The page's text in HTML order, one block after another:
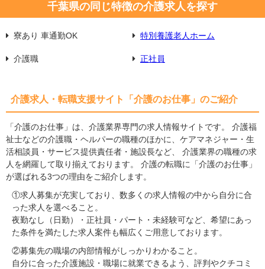
千葉県の同じ特徴の介護求人を探す
寮あり 車通勤OK 特別養護老人ホーム
介護職 正社員
介護求人・転職支援サイト「介護のお仕事」のご紹介
「介護のお仕事」は、介護業界専門の求人情報サイトです。 介護福
祉士などの介護職・ヘルパーの職種のほかに、ケアマネジャー・生
活相談員・サービス提供責任者・施設長など、 介護業界の職種の求
人を網羅して取り揃えております。 介護の転職に「介護のお仕事」
が選ばれる3つの理由をご紹介します。
①求人募集が充実しており、数多くの求人情報の中から自分に合
った求人を選べること。
夜勤なし（日勤）・正社員・パート・未経験可など、希望にあっ
た条件を満たした求人案件も幅広くご用意しております。
②募集先の職場の内部情報がしっかりわかること。
自分に合った介護施設・職場に就業できるよう、評判やクチコミ